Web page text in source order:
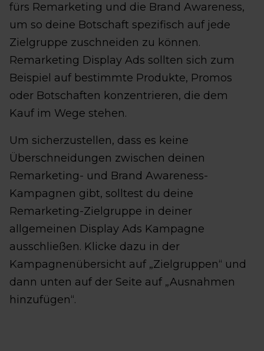
fürs Remarketing und die Brand Awareness,
um so deine Botschaft spezifisch auf jede
Zielgruppe zuschneiden zu können.
Remarketing Display Ads sollten sich zum
Beispiel auf bestimmte Produkte, Promos
oder Botschaften konzentrieren, die dem
Kauf im Wege stehen.
Um sicherzustellen, dass es keine
Überschneidungen zwischen deinen
Remarketing- und Brand Awareness-
Kampagnen gibt, solltest du deine
Remarketing-Zielgruppe in deiner
allgemeinen Display Ads Kampagne
ausschließen. Klicke dazu in der
Kampagnenübersicht auf „Zielgruppen“ und
dann unten auf der Seite auf „Ausnahmen
hinzufügen“.